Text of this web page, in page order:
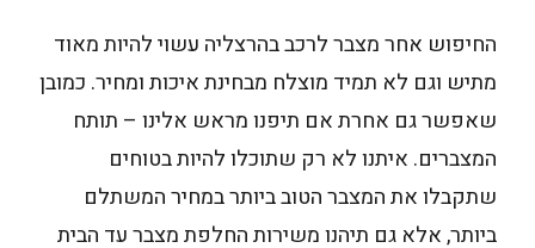
החיפוש אחר מצבר לרכב בהרצליה עשוי להיות מאוד
מתיש וגם לא תמיד מוצלח מבחינת איכות ומחיר. כמובן
שאפשר גם אחרת אם תיפנו מראש אלינו – תותח
המצברים. איתנו לא רק שתוכלו להיות בטוחים
שתקבלו את המצבר הטוב ביותר במחיר המשתלם
ביותר, אלא גם תיהנו משירות החלפת מצבר עד הבית